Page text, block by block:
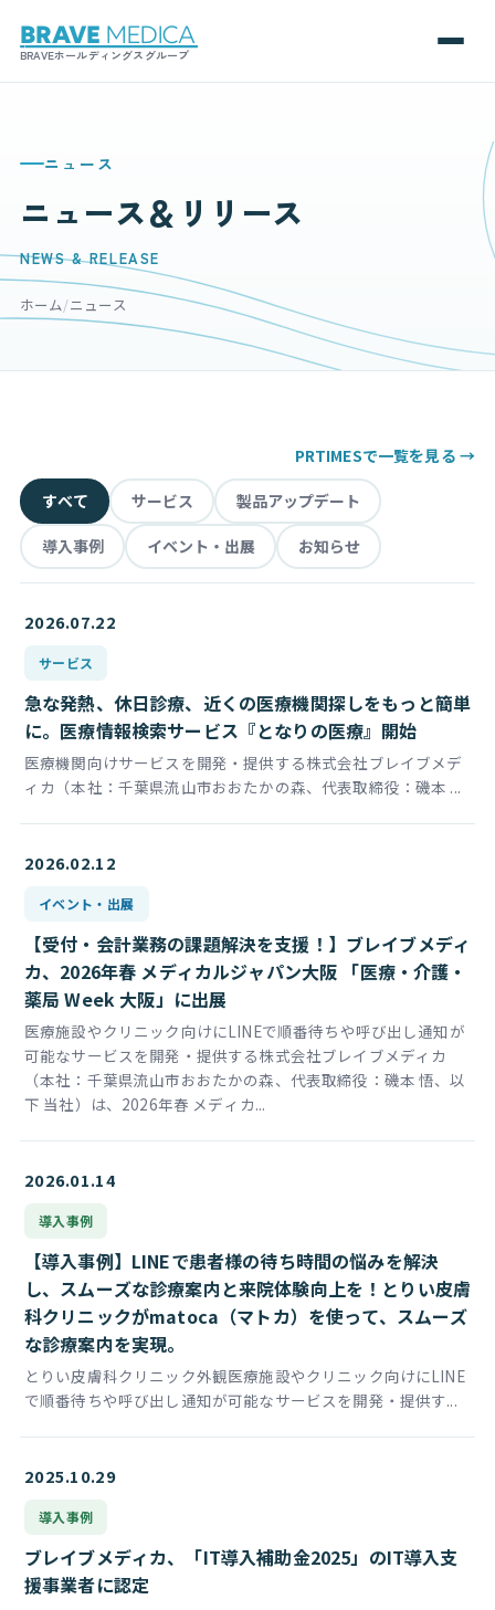
BRAVEホールディングスグループ
ニュース
ニュース＆リリース
NEWS & RELEASE
ホーム/ニュース
PRTIMESで一覧を見る →
すべて サービス 製品アップデート
導入事例 イベント・出展 お知らせ
2026.07.22
サービス
急な発熱、休日診療、近くの医療機関探しをもっと簡単
に。医療情報検索サービス『となりの医療』開始
医療機関向けサービスを開発・提供する株式会社ブレイブメデ
ィカ（本社：千葉県流山市おおたかの森、代表取締役：磯本 ...
2026.02.12
イベント・出展
【受付・会計業務の課題解決を支援！】ブレイブメディ
カ、2026年春 メディカルジャパン大阪 「医療・介護・
薬局 Week 大阪」に出展
医療施設やクリニック向けにLINEで順番待ちや呼び出し通知が
可能なサービスを開発・提供する株式会社ブレイブメディカ
（本社：千葉県流山市おおたかの森、代表取締役：磯本 悟、以
下 当社）は、2026年春 メディカ...
2026.01.14
導入事例
【導入事例】LINEで患者様の待ち時間の悩みを解決
し、スムーズな診療案内と来院体験向上を！とりい皮膚
科クリニックがmatoca（マトカ）を使って、スムーズ
な診療案内を実現。
とりい皮膚科クリニック外観医療施設やクリニック向けにLINE
で順番待ちや呼び出し通知が可能なサービスを開発・提供す...
2025.10.29
導入事例
ブレイブメディカ、「IT導入補助金2025」のIT導入支
援事業者に認定